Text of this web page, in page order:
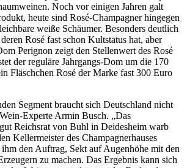
Noch vor einigen Jahren galt
heute sind Rosé-Champagner hingegen
weiße Schäumer. Besonders deutlich
Rosé fast schon Kultstatus hat, aber
Perignon zeigt den Stellenwert des Rosé
der reguläre Jahrgangs-Dom um die 170
Fläschchen Rosé der Marke fast 300 Euro
Segment braucht sich Deutschland nicht
Experte Armin Busch. „Das
Reichsrat von Buhl in Deidesheim warb
Kellermeister des Champagnerhauses
den Auftrag, Sekt auf Augenhöhe mit den
zu machen. Das Ergebnis kann sich